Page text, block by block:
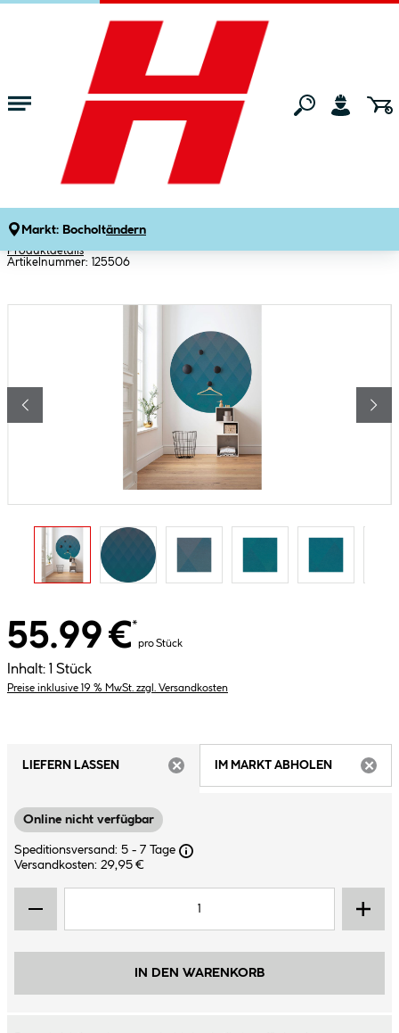
Zum Hauptinhalt springen
Markt: Bocholtändern
Bauen & Renovieren Tapeten
Komar Selbstklebende Vlies Fototapete
125 cm
Produktdetails
Artikelnummer: 125506
55.99 €*
pro Stück
Inhalt: 1 Stück
Preise inklusive 19 % MwSt. zzgl. Versandkosten
LIEFERN LASSEN
IM MARKT ABHOLEN
Online nicht verfügbar
Speditionsversand: 5 - 7 Tage
Versandkosten: 29,95 €
IN DEN WARENKORB